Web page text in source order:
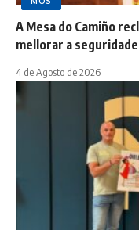
A Mesa do Camiño
mellorar a
4 de Agosto de 2026